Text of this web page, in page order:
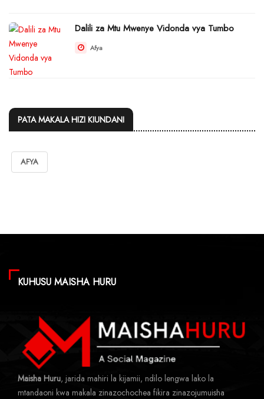
Dalili za Mtu Mwenye Vidonda vya Tumbo
Afya
PATA MAKALA HIZI KIUNDANI
AFYA
KUHUSU MAISHA HURU
Maisha Huru, jarida mahiri la kijamii, ndilo lengwa lako la
mtandaoni kwa makala zinazochochea fikira zinazojumuisha